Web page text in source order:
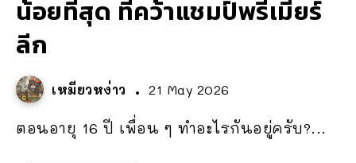
น้อยที่สุด ที่คว้าแชมป์พรีเมียร์
ลีก
เหมียวหง่าว 21 May 2026
ตอนอายุ 16 ปี เพื่อน ๆ ทำอะไรกันอยู่ครับ?...